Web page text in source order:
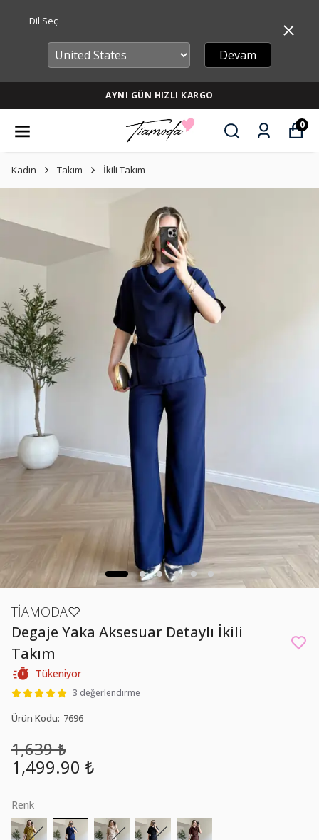
Dil Seç
Devam
AYNI GÜN HIZLI KARGO
0
Kadın Takım İkili Takım
TİAMODA♡
Degaje Yaka Aksesuar Detaylı İkili
Takım
Tükeniyor
3 değerlendirme
Ürün Kodu: 7696
1,639 ₺
1,499.90 ₺
Renk